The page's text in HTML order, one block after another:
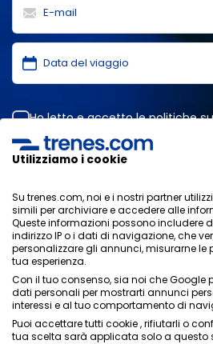
Ho letto e accetto lepolitiche
Utilizziamo i cookie
Su trenes.com, noi e i nostri partner
simili per archiviare e accedere alle
Queste informazioni possono includere
indirizzo IP o i dati di navigazione, che
personalizzare gli annunci, misurarne le
tua esperienza.
Con il tuo consenso, sia noi che Google
dati personali per mostrarti annunci
interessi e al tuo comportamento di
Puoi accettare tutti cookie , rifiutarli o
tua scelta sarà applicata solo a questo